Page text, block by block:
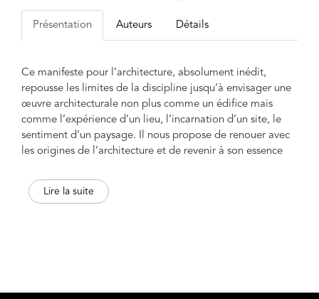
Présentation Auteurs Détails
Ce manifeste pour l’architecture, absolument inédit,
repousse les limites de la discipline jusqu’à envisager une
œuvre architecturale non plus comme un édifice mais
comme l’expérience d’un lieu, l’incarnation d’un site, le
sentiment d’un paysage. Il nous propose de renouer avec
les origines de l’architecture et de revenir à son essence
où « les plus beaux mètres carrés sont ceux que l’on ne
construit pas » mais ceux que l’on révèle, ceux que l’on
Lire la suite